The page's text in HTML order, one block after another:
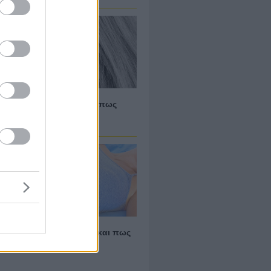
ο Πόνος στο αυτί και πως
ο Πόνος στην κοιλιά και πως